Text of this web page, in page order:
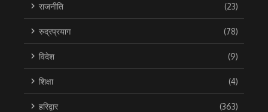
राजनीति (23)
रुद्रप्रयाग (78)
विदेश (9)
शिक्षा (4)
हरिद्वार (363)